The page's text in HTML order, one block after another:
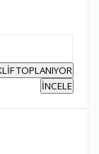
TOPLANIYOR
İNCELE